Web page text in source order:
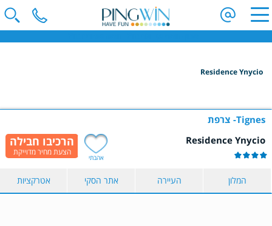
הקלידו שם מדינה ובחרו יעד
בחרו תאריך
כמות נוסעים
הצג תוצאות
Residence Ynycio
Tignes
Residence Ynycio
צרפת
המלון העיירה אתר הסקי אטרקציות
אהבתי